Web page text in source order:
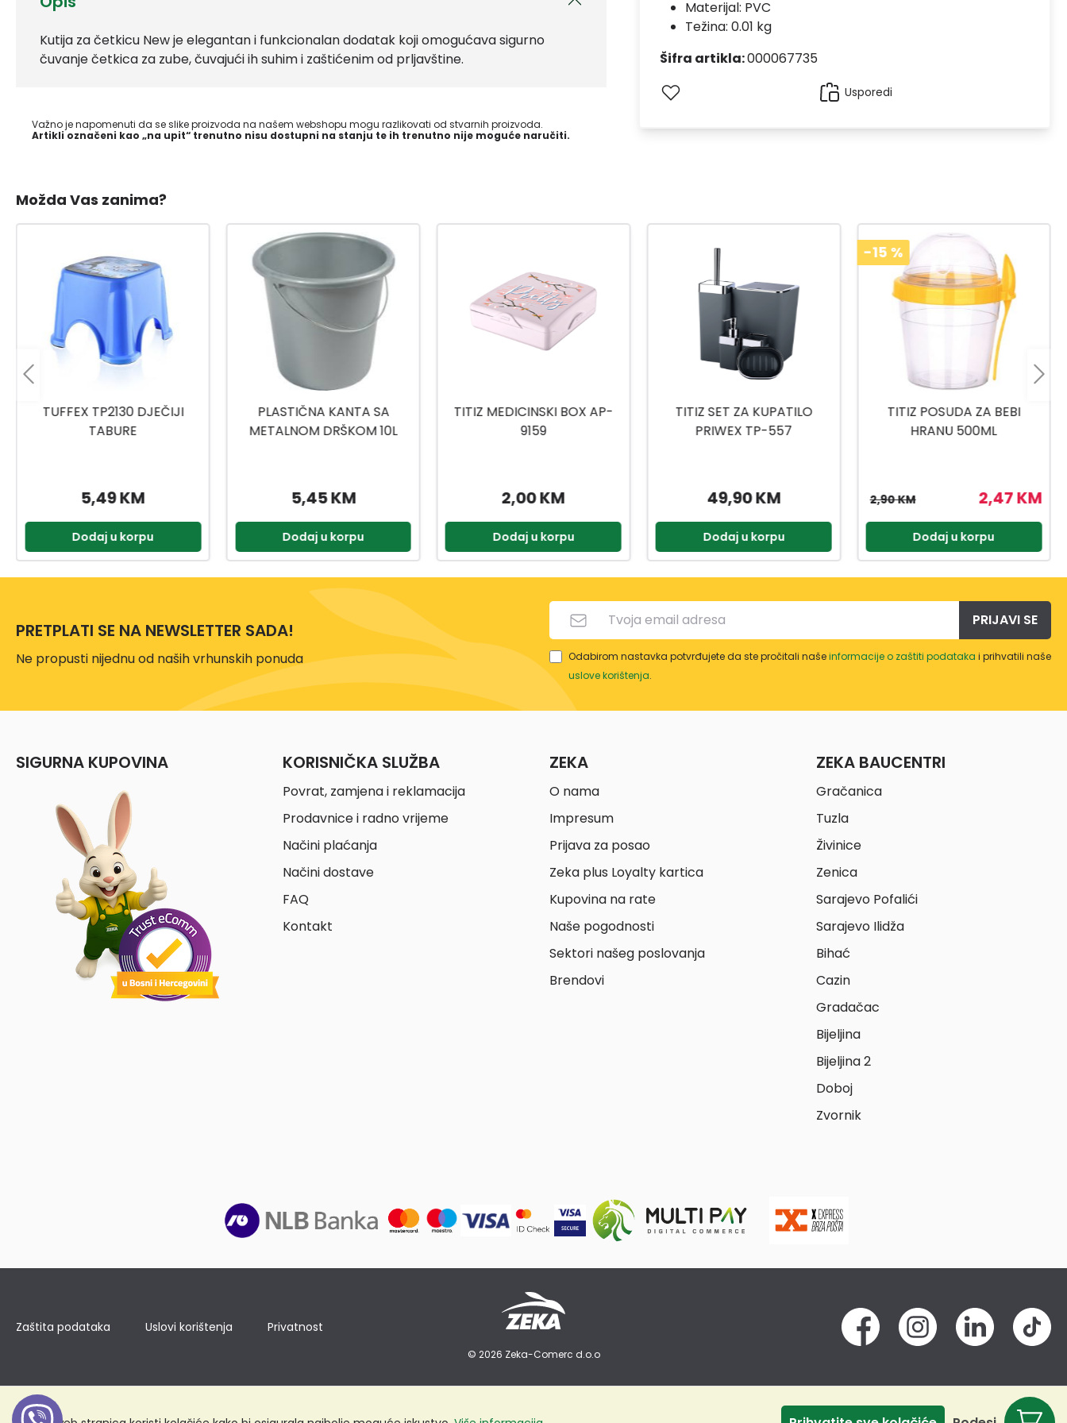
Kutija za četkicu New je elegantan i funkcionalan dodatak koji omogućava sigurno
čuvanje četkica za zube, čuvajući ih suhim i zaštićenim od prljavštine.
Važno je napomenuti da se slike proizvoda na našem webshopu mogu razlikovati od stvarnih proizvoda.
Artikli označeni kao „na upit“ trenutno nisu dostupni na stanju te ih trenutno nije moguće naručiti.
Materijal: PVC
Težina: 0.01 kg
Šifra artikla:000067735
Usporedi
Možda Vas zanima?
PLASTIČNA KANTA SA
METALNOM DRŠKOM 10L
5,45 KM
Dodaj u korpu
TITIZ MEDICINSKI BOX AP-
9159
2,00 KM
Dodaj u korpu
TITIZ SET ZA KUPATILO
PRIWEX TP-557
49,90 KM
Dodaj u korpu
TITIZ POSUDA ZA BEBI
HRANU 500ML
2,47 KM
Dodaj u korpu
-15 %
TITIZ SET ZA SLADOLED AP-
9425
3,57 KM
4,20 KM
Dodaj u korpu
PRETPLATI SE NA NEWSLETTER SADA!
Ne propusti nijednu od naših vrhunskih ponuda
PRIJAVI SE
Odabirom nastavka potvrđujete da ste pročitali našeinformacije o zaštiti podataka i prihvatili naše
uslove korištenja.
SIGURNA KUPOVINA KORISNIČKA SLUŽBA
Povrat, zamjena i reklamacija
Prodavnice i radno vrijeme
Načini plaćanja
Načini dostave
FAQ
Kontakt
ZEKA
O nama
Impresum
Prijava za posao
Zeka plus Loyalty kartica
Kupovina na rate
Naše pogodnosti
Sektori našeg poslovanja
Brendovi
ZEKA BAUCENTRI
Gračanica
Tuzla
Živinice
Zenica
Sarajevo Pofalići
Sarajevo Ilidža
Bihać
Cazin
Gradačac
Bijeljina
Bijeljina 2
Doboj
Zvornik
Zaštita podataka Uslovi korištenja Privatnost
© 2026 Zeka-Comerc d.o.o